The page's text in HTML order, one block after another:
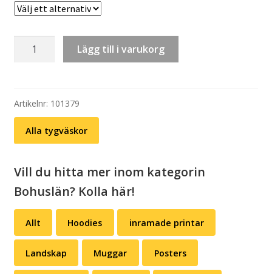
Tygväska:
Bohuslän
(välj
färg)
mängd
Lägg till i varukorg
Artikelnr: 101379
Alla tygväskor
Vill du hitta mer inom kategorin
Bohuslän? Kolla här!
Allt Hoodies inramade printar
Landskap Muggar Posters